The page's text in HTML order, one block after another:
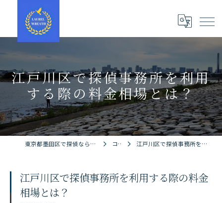
江戸川区で探偵事務所を利用
する際の料金相場とは？
東京都墨田区で探偵ならローレルリース探偵事務所 コラム 江戸川区で探偵事務所を利用する際の料金相場とは？
江戸川区で探偵事務所を利用する際の料金
相場とは？